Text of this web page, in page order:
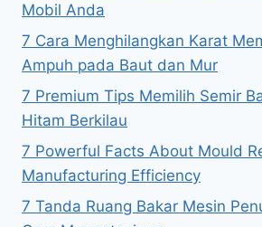
Mobil Anda
7 Cara Menghilangkan Karat
Ampuh pada Baut dan Mur
7 Premium Tips Memilih Semir
Hitam Berkilau
7 Powerful Facts About Mould
Manufacturing Efficiency
7 Tanda Ruang Bakar Mesin